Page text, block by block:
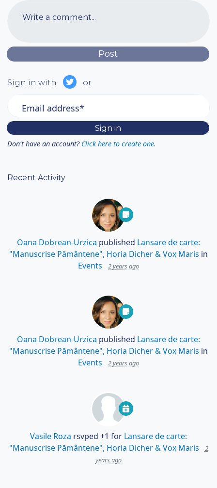
Write a comment...
Sign in with or
Email address*
Don't have an account? Click here to create one.
Recent Activity
Oana Dobrean-Urzica published Lansare de carte:
"Manuscrise Pământene", Horia Dicher & Vox Maris in
Events
2 years ago
Oana Dobrean-Urzica published Lansare de carte:
"Manuscrise Pământene", Horia Dicher & Vox Maris in
Events
2 years ago
Vasile Roza rsvped +1 for Lansare de carte:
"Manuscrise Pământene", Horia Dicher & Vox Maris
2
years ago